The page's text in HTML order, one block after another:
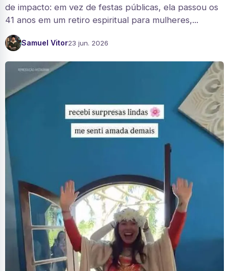
de impacto: em vez de festas públicas, ela passou os
41 anos em um retiro espiritual para mulheres,...
Samuel Vitor23 jun. 2026